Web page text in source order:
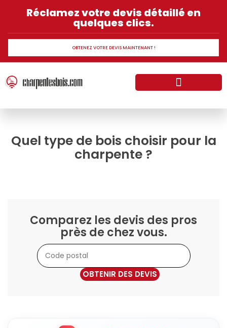
Réclamez votre devis détaillé en
quelques clics.
OBTENEZ VOTRE DEVIS MAINTENANT !
Quel type de bois choisir pour la
charpente ?
Comparez les devis des pros
près de chez vous.
OBTENIR DES DEVIS